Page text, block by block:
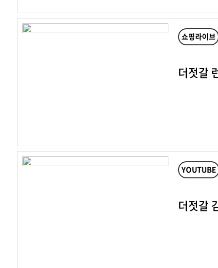
쇼핑라이브
더젓갈
YOUTUBE
더젓갈